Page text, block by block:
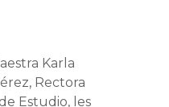
Karla
Rectora
Estudio, les